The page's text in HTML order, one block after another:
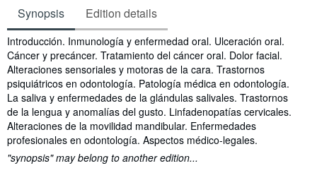
Synopsis Edition details
Synopsis
Introducción. Inmunología y enfermedad oral. Ulceración oral.
Cáncer y precáncer. Tratamiento del cáncer oral. Dolor facial.
Alteraciones sensoriales y motoras de la cara. Trastornos
psiquiátricos en odontología. Patología médica en odontología.
La saliva y enfermedades de la glándulas salivales. Trastornos
de la lengua y anomalías del gusto. Linfadenopatías cervicales.
Alteraciones de la movilidad mandibular. Enfermedades
profesionales en odontología. Aspectos médico-legales.
"synopsis" may belong to another edition...